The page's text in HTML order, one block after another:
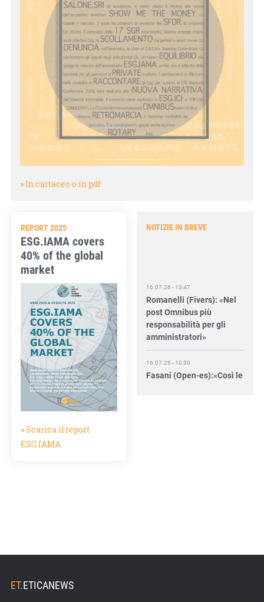
» In cartaceo o in pdf
REPORT 2025
ESG.IAMA covers
40% of the global
market
» Scarica il report
ESG.IAMA
NOTIZIE IN BREVE
Romanelli (Fivers): «Nel
post Omnibus più
responsabilità per gli
amministratori»
Fasani (Open-es):«Così le
filiere aiutano a collegare
ET.ETICANEWS